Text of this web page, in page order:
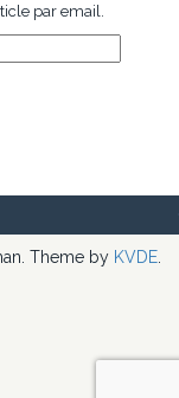
par email.
Theme by KVDE.